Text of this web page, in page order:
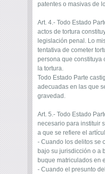
patentes o masivas de
Art. 4.- Todo Estado
actos de tortura
legislación penal. Lo
tentativa de cometer
persona que constituya
la tortura.
Todo Estado Parte
adecuadas en las que
gravedad.
Art. 5.- Todo Estado
necesario para instituir
a que se refiere el
- Cuando los delitos se
bajo su jurisdicción o a
buque matriculados en
- Cuando el presunto